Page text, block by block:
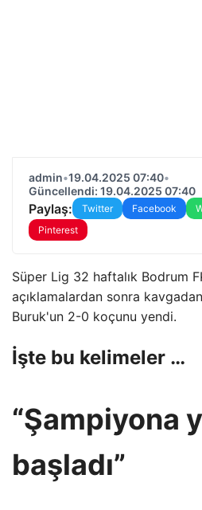
admin•19.04.2025 07:40•
Güncellendi: 19.04.2025 07:40
Paylaş: Twitter Facebook
Pinterest
Süper Lig 32 haftalık Bodrum
açıklamalardan sonra
Buruk'un 2-0 koçunu yendi.
İşte bu kelimeler …
“Şampiyona
başladı”